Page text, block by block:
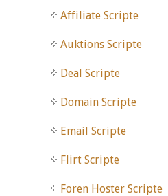
Affiliate Scripte
Auktions Scripte
Deal Scripte
Domain Scripte
Email Scripte
Flirt Scripte
Foren Hoster Scripte